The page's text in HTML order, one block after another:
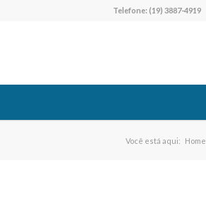
Telefone:(19) 3887-4919
Você está aqui: Home